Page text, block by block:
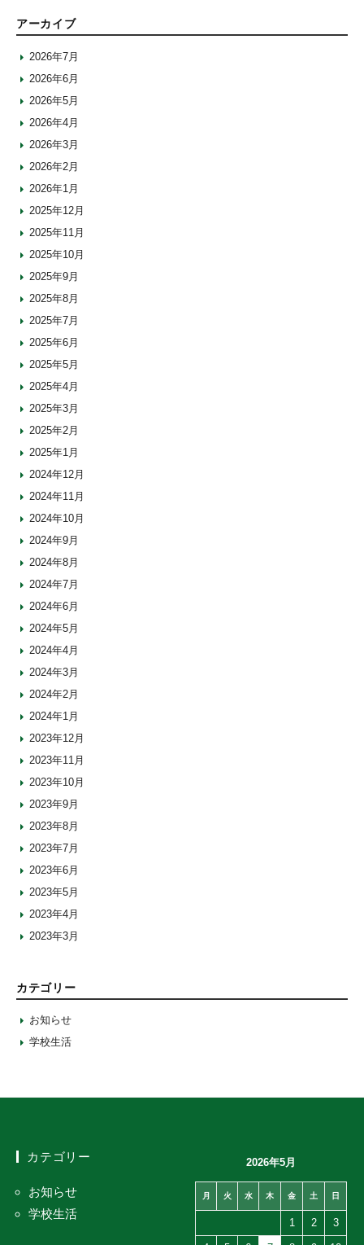
アーカイブ
2026年7月
2026年6月
2026年5月
2026年4月
2026年3月
2026年2月
2026年1月
2025年12月
2025年11月
2025年10月
2025年9月
2025年8月
2025年7月
2025年6月
2025年5月
2025年4月
2025年3月
2025年2月
2025年1月
2024年12月
2024年11月
2024年10月
2024年9月
2024年8月
2024年7月
2024年6月
2024年5月
2024年4月
2024年3月
2024年2月
2024年1月
2023年12月
2023年11月
2023年10月
2023年9月
2023年8月
2023年7月
2023年6月
2023年5月
2023年4月
2023年3月
カテゴリー
お知らせ
学校生活
カテゴリー
お知らせ
学校生活
2026年5月
月 火 水 木 金 土 日
1 2 3